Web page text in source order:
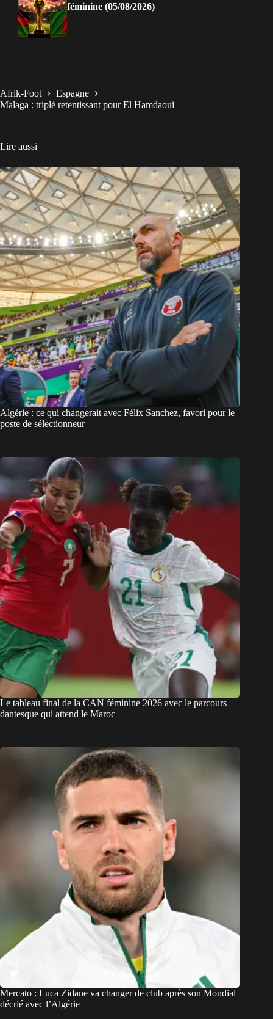
féminine (05/08/2026)
Afrik-Foot
Espagne
Malaga : triplé retentissant pour El Hamdaoui
Lire aussi
Algérie : ce qui changerait avec Félix Sanchez, favori pour le
poste de sélectionneur
Le tableau final de la CAN féminine 2026 avec le parcours
dantesque qui attend le Maroc
Mercato : Luca Zidane va changer de club après son Mondial
décrié avec l’Algérie